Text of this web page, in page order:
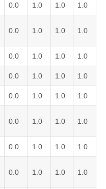
0.0 1.0 1.0 1.0
0.0 1.0 1.0 1.0
0.0 1.0 1.0 1.0
0.0 1.0 1.0 1.0
0.0 1.0 1.0 1.0
0.0 1.0 1.0 1.0
0.0 1.0 1.0 1.0
0.0 1.0 1.0 1.0